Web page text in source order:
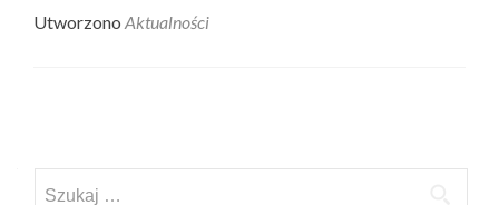
Utworzono Aktualności
navigation